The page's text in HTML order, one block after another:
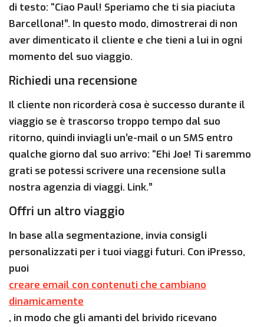
di testo: “Ciao Paul! Speriamo che ti sia piaciuta
Barcellona!”. In questo modo, dimostrerai di non
aver dimenticato il cliente e che tieni a lui in ogni
momento del suo viaggio.
Richiedi una recensione
Il cliente non ricorderà cosa è successo durante il
viaggio se è trascorso troppo tempo dal suo
ritorno, quindi inviagli un’e-mail o un SMS entro
qualche giorno dal suo arrivo: “Ehi Joe! Ti saremmo
grati se potessi scrivere una recensione sulla
nostra agenzia di viaggi. Link.”
Offri un altro viaggio
In base alla segmentazione, invia consigli
personalizzati per i tuoi viaggi futuri. Con iPresso,
puoi
creare email con contenuti che cambiano
dinamicamente
, in modo che gli amanti del brivido ricevano